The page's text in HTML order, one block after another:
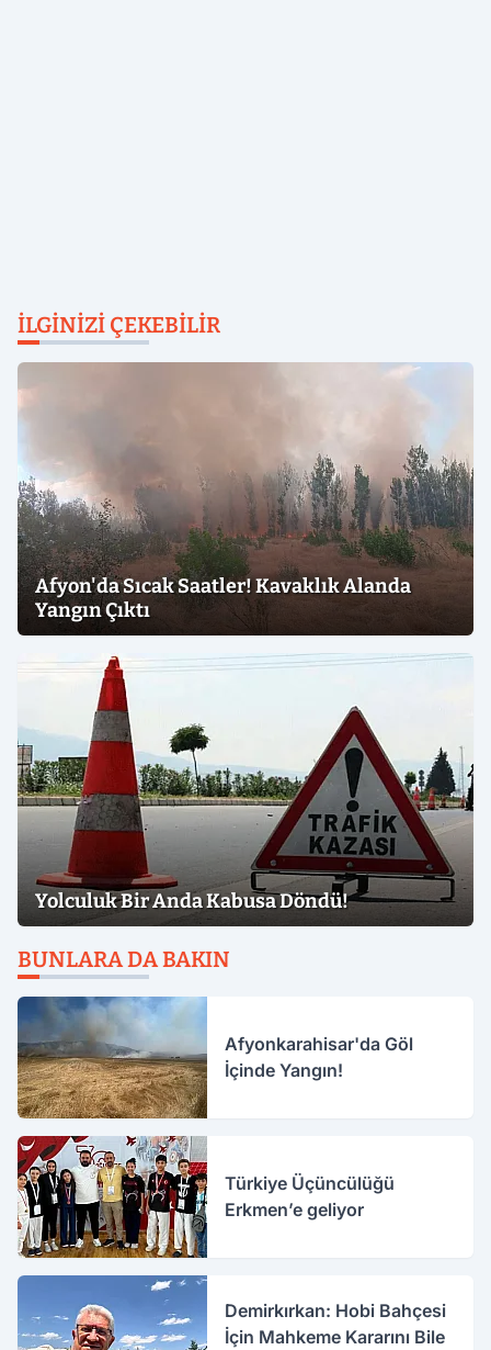
İLGINIZI ÇEKEBILIR
Afyon'da Sıcak Saatler! Kavaklık Alanda
Yangın Çıktı
Yolculuk Bir Anda Kabusa Döndü!
BUNLARA DA BAKIN
Afyonkarahisar'da Göl
İçinde Yangın!
Türkiye Üçüncülüğü
Erkmen’e geliyor
Demirkırkan: Hobi Bahçesi
İçin Mahkeme Kararını Bile